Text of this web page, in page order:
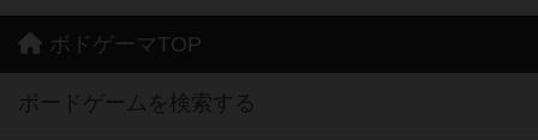
ボドゲーマTOP
ボードゲームを検索する